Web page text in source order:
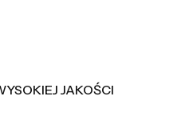
JAKOŚCI